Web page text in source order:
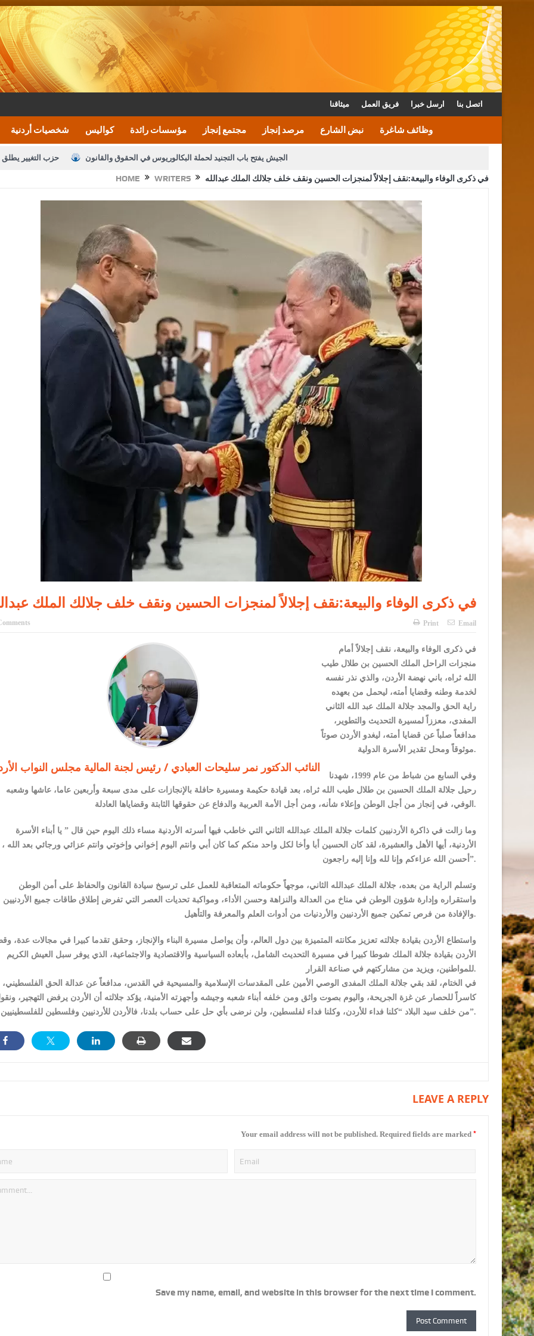
ميثاقنا فريق العمل ارسل خبرا اتصل بنا
شخصيات أردنية كواليس مؤسسات رائدة مجتمع إنجاز مرصد إنجاز نبض الشارع وظائف شاغرة
حزب التغيير الجيش يفتح باب التجنيد لحملة البكالوريوس في الحقوق والقانون
بيان اجتماع عمّان:دعم الوصاية الهاشمية الأمن يتلف 16 مليون حبة كبتاجون و1480 كغم مواد مخدرة
القاضي يلتقي رؤساء تحرير الصحف اليومية ويؤكد حرص مجلس النواب على شراكة فاعلة مع الإعلام
دعوة المكلفين بخدمة العلم الملك يلتقي مجموعة من رفاق السلاح الملك يتلقى اتصالا هاتفيا من العاهل البحريني
HOME WRITERS في ذكرى الوفاء والبيعة:نقف إجلالاً لمنجزات الحسين ونقف خلف جلالك الملك عبدالله
في ذكرى الوفاء والبيعة:نقف إجلالاً لمنجزات الحسين ونقف خلف جلالك الملك
Print Email
النائب الدكتور نمر سليحات العبادي / رئيس لجنة المالية مجلس النواب
منجزات الراحل الملك الحسين بن طلال طيب
الله ثراه، باني نهضة الأردن، والذي نذر نفسه
لخدمة وطنه وقضايا أمته، ليحمل من بعهده
راية الحق والمجد جلالة الملك عبد الله الثاني
المفدى، معززاً لمسيرة التحديث والتطوير،
مدافعاً صلباً عن قضايا أمته، ليغدو الأردن صوتاً
موثوقاً ومحل تقدير الأسرة الدولية.
رحيل جلالة الملك الحسين بن طلال طيب الله ثراه، بعد قيادة حكيمة ومسيرة حافلة بالإنجازات على مدى سبعة وأربعين عاما، عاشها وشعبه
الوفي، في إنجاز من أجل الوطن وإعلاء شأنه، ومن أجل الأمة العربية والدفاع عن حقوقها الثابتة وقضاياها العادلة.
الأردنية، أيها الأهل والعشيرة، لقد كان الحسين أبا وأخا لكل واحد منكم كما كان أبي وانتم اليوم إخواني وإخوتي وانتم عزائي ورجائي بعد الله ،
أحسن الله عزاءكم وإنا لله وإنا إليه راجعون”.
واستقراره وإدارة شؤون الوطن في مناخ من العدالة والنزاهة وحسن الأداء، ومواكبة تحديات العصر التي تفرض إطلاق طاقات جميع الأردنيين
والإفادة من فرص تمكين جميع الأردنيين والأردنيات من أدوات العلم والمعرفة والتأهيل.
الأردن بقيادة جلالة الملك شوطا كبيرا في مسيرة التحديث الشامل، بأبعاده السياسية والاقتصادية والاجتماعية، الذي يوفر سبل العيش الكريم
للمواطنين، ويزيد من مشاركتهم في صناعة القرار.
كاسراً للحصار عن غزة الجريحة، واليوم بصوت واثق ومن خلفه أبناء شعبه وجيشه وأجهزته الأمنية، يؤكد جلالته أن الأردن يرفض التهجير،
من خلف سيد البلاد “كلنا فداء للأردن، وكلنا فداء لفلسطين، ولن نرضى بأي حل على حساب بلدنا، فالأردن للأردنيين وفلسطين للفلسطينيين”.
LEAVE A REPLY
Your email address will not be published. Required fields are marked *
Save my name, email, and website in this browser for the next time I comment.